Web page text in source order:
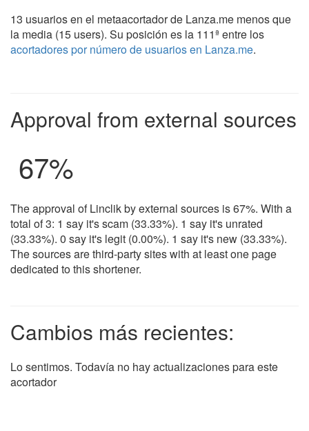
13 usuarios en el metaacortador de Lanza.me menos que
la media (15 users). Su posición es la 111ª entre los
acortadores por número de usuarios en Lanza.me.
Approval from external sources
67%
The approval of Linclik by external sources is 67%. With a
total of 3: 1 say it's scam (33.33%). 1 say it's unrated
(33.33%). 0 say it's legit (0.00%). 1 say it's new (33.33%).
The sources are third-party sites with at least one page
dedicated to this shortener.
Cambios más recientes:
Lo sentimos. Todavía no hay actualizaciones para este
acortador